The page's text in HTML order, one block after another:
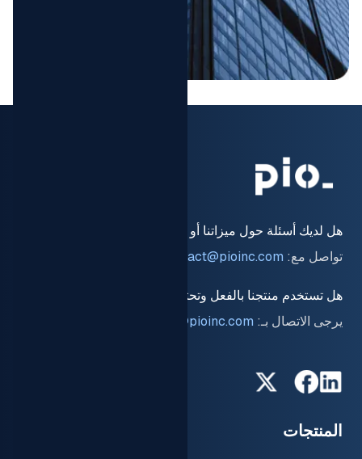
هل لديك أسئلة حول ميزاتنا أو أسعارنا؟
تواصل مع: contact@pioinc.com
هل تستخدم منتجنا بالفعل وتحتاج إلى مساعدة؟
يرجى الاتصال بـ: support@pioinc.com
لينكد إنفيسبوك تويتر
المنتجات